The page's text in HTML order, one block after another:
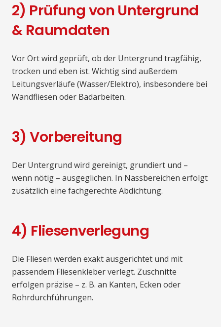
2) Prüfung von Untergrund
& Raumdaten
Vor Ort wird geprüft, ob der Untergrund tragfähig,
trocken und eben ist. Wichtig sind außerdem
Leitungsverläufe (Wasser/Elektro), insbesondere bei
Wandfliesen oder Badarbeiten.
3) Vorbereitung
Der Untergrund wird gereinigt, grundiert und –
wenn nötig – ausgeglichen. In Nassbereichen erfolgt
zusätzlich eine fachgerechte Abdichtung.
4) Fliesenverlegung
Die Fliesen werden exakt ausgerichtet und mit
passendem Fliesenkleber verlegt. Zuschnitte
erfolgen präzise – z. B. an Kanten, Ecken oder
Rohrdurchführungen.